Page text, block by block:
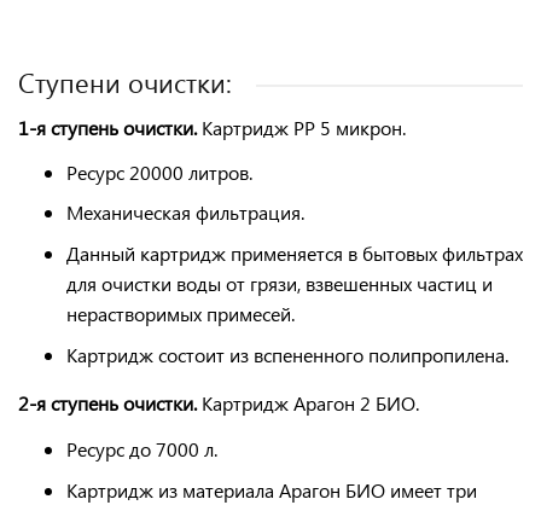
Ступени очистки:
1-я ступень очистки.Картридж PP 5 микрон.
Ресурс 20000 литров.
Механическая фильтрация.
Данный картридж применяется в бытовых фильтрах
для очистки воды от грязи, взвешенных частиц и
нерастворимых примесей.
Картридж состоит из вспененного полипропилена.
2-я ступень очистки.Картридж Арагон 2 БИО.
Ресурс до 7000 л.
Картридж из материала Арагон БИО имеет три